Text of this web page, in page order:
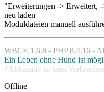
"Erweiterungen -> Erweitert,
neu laden
Moduldateien manuell
WBCE 1.6.8 - PHP 8.4.16 -
Ein Leben ohne Hund ist
#Akkusativ ist kein Verbrechen
Offline